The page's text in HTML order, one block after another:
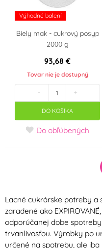
Výhodné balení
Biely mak - cukrový posyp
2000 g
93,68 €
Tovar nie je dostupný
- +
DO KOŠÍKA
Do obľúbených
Lacné cukrárske potreby a
zaradené ako
odporúčanej dobe
trvanlivosťou. Výrobky po
určené na spotrebu, ale